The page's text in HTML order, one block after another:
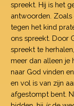
spreekt. Hij is het
antwoorden.
tegen het kind
ons spreekt. Door
spreekt te
meer dan alleen je
naar God vinden
en vol is van zijn
afgestompt bent.